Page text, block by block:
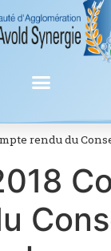
rendu du